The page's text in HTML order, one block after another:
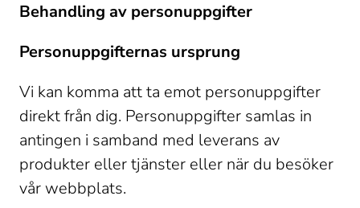
Behandling av personuppgifter
Personuppgifternas ursprung
Vi kan komma att ta emot personuppgifter
direkt från dig. Personuppgifter samlas in
antingen i samband med leverans av
produkter eller tjänster eller när du besöker
vår webbplats.